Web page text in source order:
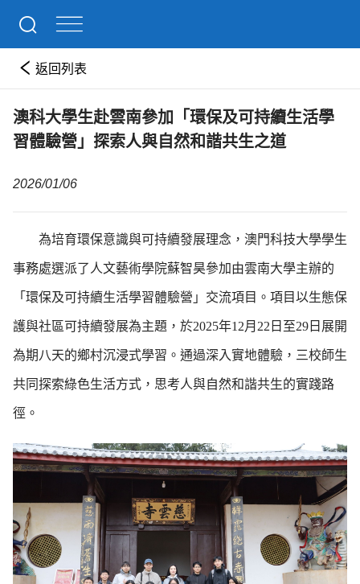
返回列表
澳科大學生赴雲南參加「環保及可持續生活學
習體驗營」探索人與自然和諧共生之道
2026/01/06
為培育環保意識與可持續發展理念，澳門科技大學學生
事務處選派了人文藝術學院蘇智昊參加由雲南大學主辦的
「環保及可持續生活學習體驗營」交流項目。項目以生態保
護與社區可持續發展為主題，於2025年12月22日至29日展開
為期八天的鄉村沉浸式學習。通過深入實地體驗，三校師生
共同探索綠色生活方式，思考人與自然和諧共生的實踐路
徑。